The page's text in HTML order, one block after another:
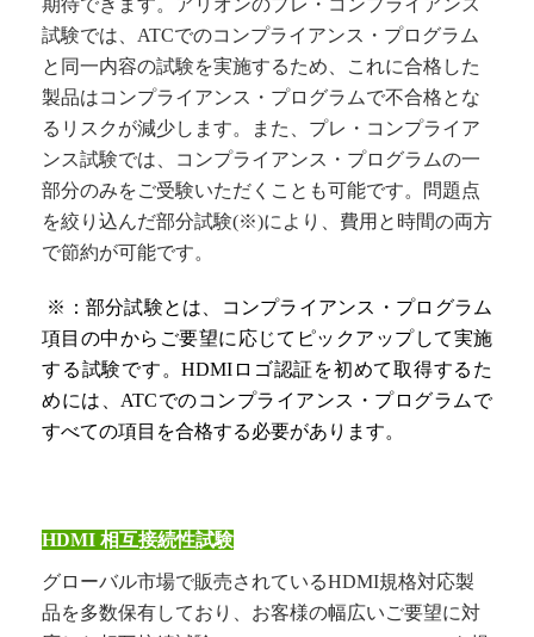
期待できます。アリオンのプレ・コンプライアンス
試験では、ATCでのコンプライアンス・プログラム
と同一内容の試験を実施するため、これに合格した
製品はコンプライアンス・プログラムで不合格とな
るリスクが減少します。また、プレ・コンプライア
ンス試験では、コンプライアンス・プログラムの一
部分のみをご受験いただくことも可能です。問題点
を絞り込んだ部分試験(※)により、費用と時間の両方
で節約が可能です。
※： 部分試験とは 、コンプライアンス・プログラム
項目 の中から ご要望に 応じてピックアップして実施
する試験です。HDMI ロゴ認証を初めて取得する た
めには、 ATCでのコンプライアンス・プログラム で
すべての項目を合格する必要があります。
HDMI 相互接続性試験
グローバル市場で販売されているHDMI規格対応製
品を多数保有しており、お客様の幅広いご要望に対